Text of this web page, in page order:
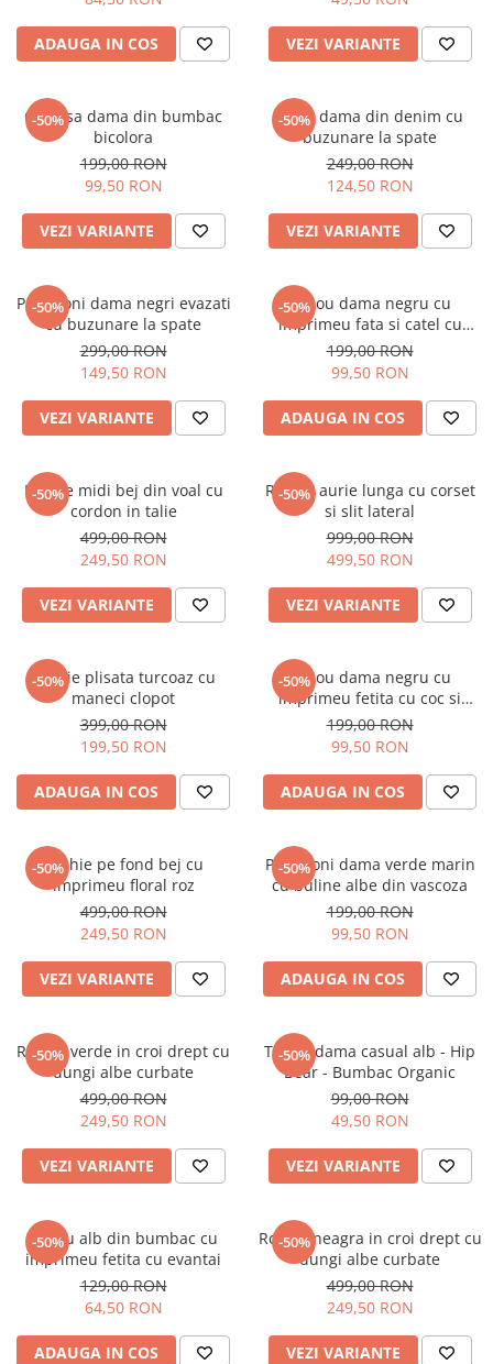
ADAUGA IN COS VEZI VARIANTE
-50%
Camasa dama din bumbac
bicolora
199,00 RON
99,50 RON
VEZI VARIANTE
-50%
Blugi dama din denim cu
buzunare la spate
249,00 RON
124,50 RON
VEZI VARIANTE
-50%
Pantaloni dama negri evazati
cu buzunare la spate
299,00 RON
149,50 RON
VEZI VARIANTE
-50%
Tricou dama negru cu
imprimeu fata si catel cu
ochelari
199,00 RON
99,50 RON
ADAUGA IN COS
-50%
Rochie midi bej din voal cu
cordon in talie
499,00 RON
249,50 RON
VEZI VARIANTE
-50%
Rochie aurie lunga cu corset
si slit lateral
999,00 RON
499,50 RON
VEZI VARIANTE
-50%
Rochie plisata turcoaz cu
maneci clopot
399,00 RON
199,50 RON
ADAUGA IN COS
-50%
Tricou dama negru cu
imprimeu fetita cu coc si
ochelari albastrii
199,00 RON
99,50 RON
ADAUGA IN COS
-50%
Rochie pe fond bej cu
imprimeu floral roz
499,00 RON
249,50 RON
VEZI VARIANTE
-50%
Pantaloni dama verde marin
cu buline albe din vascoza
199,00 RON
99,50 RON
ADAUGA IN COS
-50%
Rochie verde in croi drept cu
dungi albe curbate
499,00 RON
249,50 RON
VEZI VARIANTE
-50%
Tricou dama casual alb - Hip
Bear - Bumbac Organic
99,00 RON
49,50 RON
VEZI VARIANTE
-50%
Tricou alb din bumbac cu
imprimeu fetita cu evantai
129,00 RON
64,50 RON
ADAUGA IN COS
-50%
Rochie neagra in croi drept cu
dungi albe curbate
499,00 RON
249,50 RON
VEZI VARIANTE